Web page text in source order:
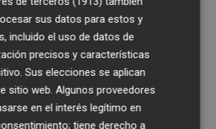
sus datos para estos y
incluido el uso de datos de
precisos y características
Sus elecciones se aplican
sitio web. Algunos proveedores
en el interés legítimo en
tiene derecho a